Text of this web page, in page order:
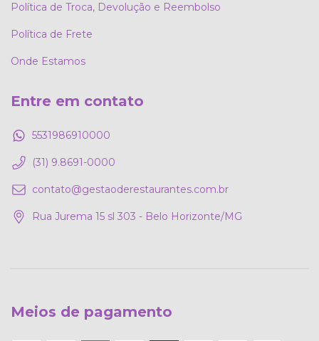
Política de Troca, Devolução e Reembolso
Política de Frete
Onde Estamos
Entre em contato
5531986910000
(31) 9.8691-0000
contato@gestaoderestaurantes.com.br
Rua Jurema 15 sl 303 - Belo Horizonte/MG
Meios de pagamento